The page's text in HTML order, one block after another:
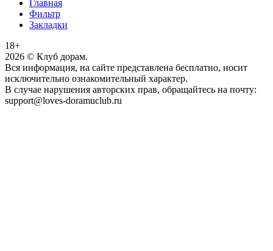
Главная
Фильтр
Закладки
18+
2026 © Клуб дорам.
Вся информация, на сайте представлена бесплатно, носит
исключительно ознакомительный характер.
В случае нарушения авторских прав, обращайтесь на почту:
support@loves-doramuclub.ru